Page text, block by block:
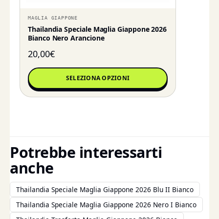
MAGLIA GIAPPONE
Thailandia Speciale Maglia Giappone 2026
Bianco Nero Arancione
20,00€
SELEZIONA OPZIONI
Potrebbe interessarti
anche
Thailandia Speciale Maglia Giappone 2026 Blu II Bianco
Thailandia Speciale Maglia Giappone 2026 Nero I Bianco